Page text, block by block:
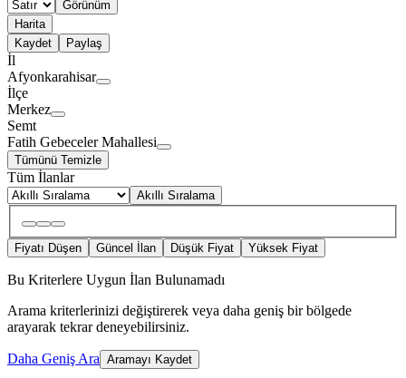
Görünüm
Harita
Kaydet
Paylaş
İl
Afyonkarahisar
İlçe
Merkez
Semt
Fatih Gebeceler Mahallesi
Tümünü Temizle
Tüm İlanlar
Akıllı Sıralama
Fiyatı Düşen Güncel İlan Düşük Fiyat Yüksek Fiyat
Bu Kriterlere Uygun İlan Bulunamadı
Arama kriterlerinizi değiştirerek veya daha geniş bir bölgede
arayarak tekrar deneyebilirsiniz.
Daha Geniş Ara Aramayı Kaydet